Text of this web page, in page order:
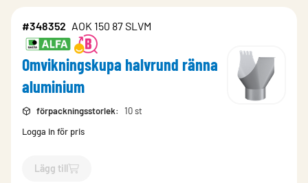
#348352 AOK 150 87 SLVM
Omvikningskupa halvrund ränna
aluminium
förpackningsstorlek:
10 st
Logga in för pris
Lägg till
`$Lägg till